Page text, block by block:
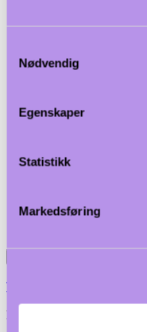
Nødvendig
Egenskaper
Statistikk
Markedsføring
Tefcold
Flaskekjøler FS176H, Vol: